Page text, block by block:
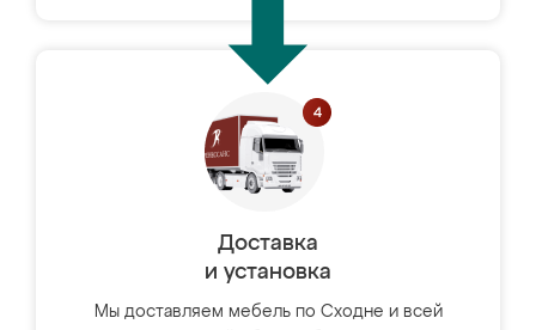
Доставка
и установка
Мы доставляем мебель по Сходне и всей